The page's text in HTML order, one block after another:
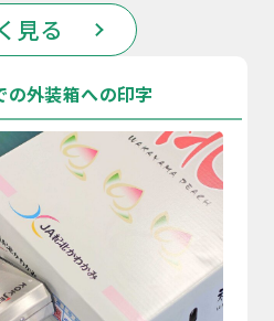
見る
の外装箱への印字